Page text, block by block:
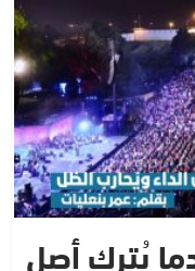
يُترك أصل